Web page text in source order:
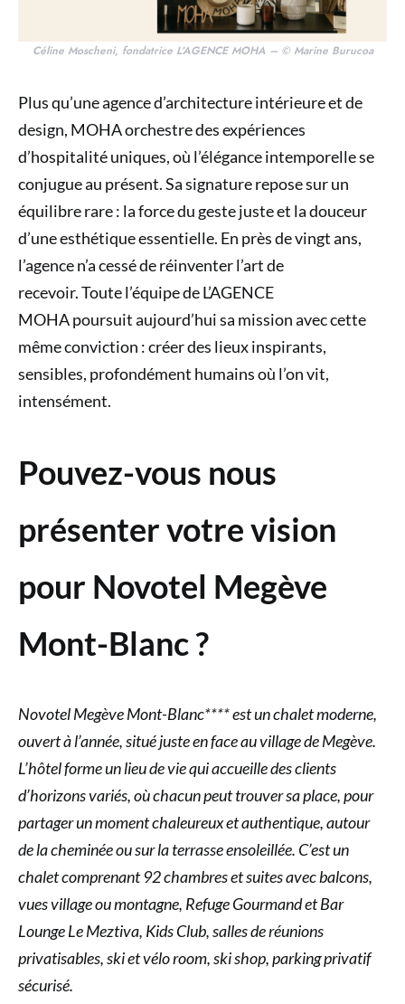
Céline Moscheni, fondatrice L’AGENCE MOHA – © Marine Burucoa
Plus qu’une agence d’architecture intérieure et de
design, MOHA orchestre des expériences
d’hospitalité uniques, où l’élégance intemporelle se
conjugue au présent. Sa signature repose sur un
équilibre rare : la force du geste juste et la douceur
d’une esthétique essentielle. En près de vingt ans,
l’agence n’a cessé de réinventer l’art de
recevoir. Toute l’équipe de L’AGENCE
MOHA poursuit aujourd’hui sa mission avec cette
même conviction : créer des lieux inspirants,
sensibles, profondément humains où l’on vit,
intensément.
Pouvez-vous nous
présenter votre vision
pour Novotel Megève
Mont-Blanc ?
Novotel Megève Mont-Blanc**** est un chalet moderne,
ouvert à l’année, situé juste en face au village de Megève.
L’hôtel forme un lieu de vie qui accueille des clients
d’horizons variés, où chacun peut trouver sa place, pour
partager un moment chaleureux et authentique, autour
de la cheminée ou sur la terrasse ensoleillée. C’est un
chalet comprenant 92 chambres et suites avec balcons,
vues village ou montagne, Refuge Gourmand et Bar
Lounge Le Meztiva, Kids Club, salles de réunions
privatisables, ski et vélo room, ski shop, parking privatif
sécurisé.